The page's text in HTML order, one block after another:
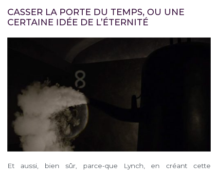
CASSER LA PORTE DU TEMPS, OU UNE
CERTAINE IDÉE DE L’ÉTERNITÉ
Et aussi, bien sûr, parce-que Lynch, en créant cette